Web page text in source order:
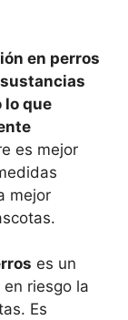
en perros
lo que
es mejor
mejor
es un
riesgo la
Es